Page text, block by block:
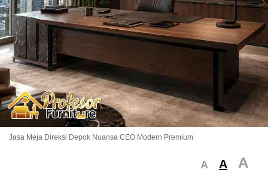
Jasa Meja Direksi Depok Nuansa CEO Modern Premium
A A A